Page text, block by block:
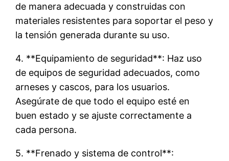
de manera adecuada y construidas con
materiales resistentes para soportar el peso y
la tensión generada durante su uso.
4. **Equipamiento de seguridad**: Haz uso
de equipos de seguridad adecuados, como
arneses y cascos, para los usuarios.
Asegúrate de que todo el equipo esté en
buen estado y se ajuste correctamente a
cada persona.
5. **Frenado y sistema de control**: